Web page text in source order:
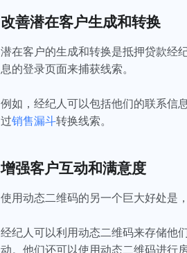
改善潜在客户生成和转换
潜在客户的生成和转换是抵押贷款经
息的登录页面来捕获线索。
例如，经纪人可以包括他们的联系信
过销售漏斗转换线索。
增强客户互动和满意度
使用动态二维码的另一个巨大好处是
经纪人可以利用动态二维码来存储他
动。他们还可以使用动态二维码进行